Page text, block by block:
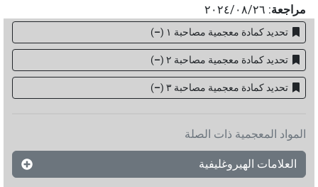
مراجعة: ٢٠٢٤/٠٨/٢٦
تحديد كمادة معجمية مصاحبة ١ –
)
تحديد كمادة معجمية مصاحبة ٢ –
)
تحديد كمادة معجمية مصاحبة ۳ –
)
المواد المعجمية ذات الصلة
العلامات الهيروغليفية